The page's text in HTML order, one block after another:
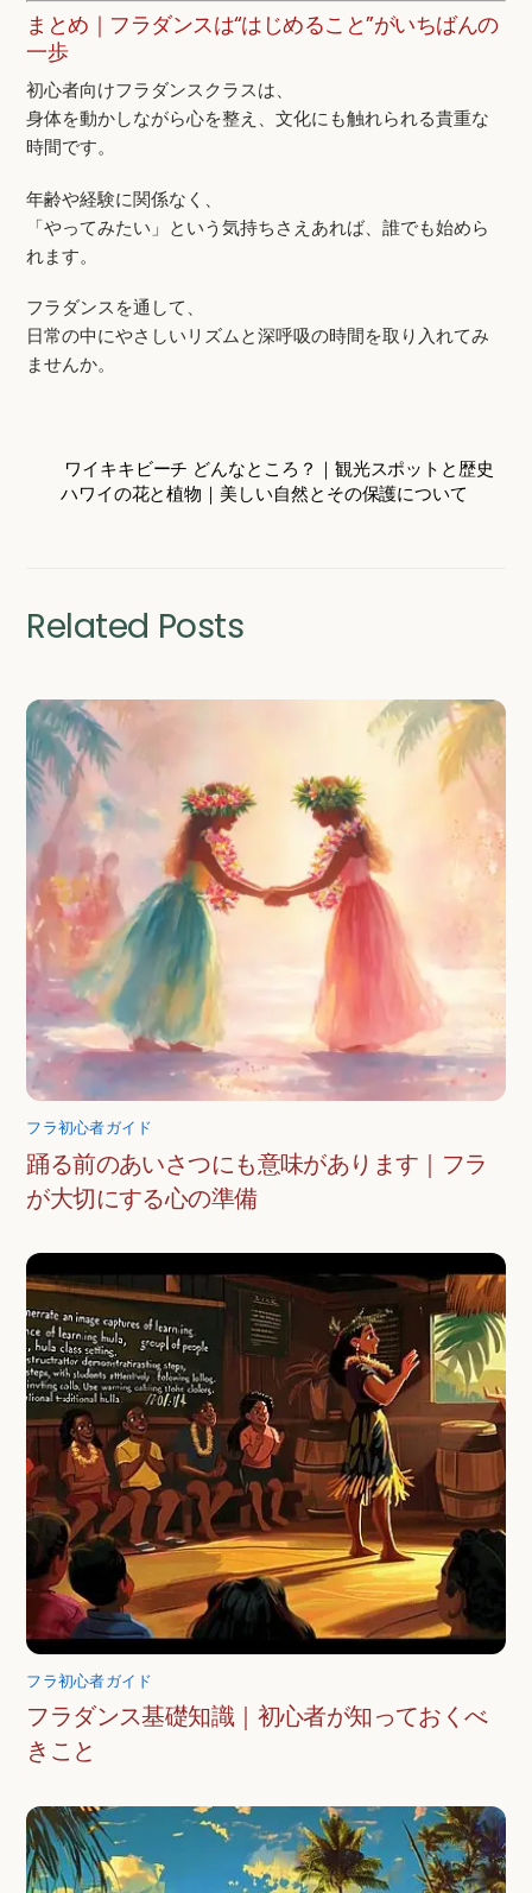
まとめ｜フラダンスは“はじめること”がいちばんの
一歩
初心者向けフラダンスクラスは、
身体を動かしながら心を整え、文化にも触れられる貴重な
時間です。
年齢や経験に関係なく、
「やってみたい」という気持ちさえあれば、誰でも始めら
れます。
フラダンスを通して、
日常の中にやさしいリズムと深呼吸の時間を取り入れてみ
ませんか。
ワイキキビーチ どんなところ？｜観光スポットと歴史
ハワイの花と植物｜美しい自然とその保護について
Related Posts
フラ初心者ガイド
踊る前のあいさつにも意味があります｜フラ
が大切にする心の準備
フラ初心者ガイド
フラダンス基礎知識｜初心者が知っておくべ
きこと